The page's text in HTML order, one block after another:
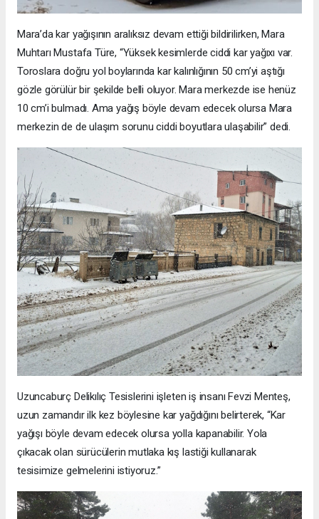
Mara’da kar yağışının aralıksız devam ettiği bildirilirken, Mara
Muhtarı Mustafa Türe, “Yüksek kesimlerde ciddi kar yağıxı var.
Toroslara doğru yol boylarında kar kalınlığının 50 cm’yi aştığı
gözle görülür bir şekilde belli oluyor. Mara merkezde ise henüz
10 cm’i bulmadı. Ama yağış böyle devam edecek olursa Mara
merkezin de de ulaşım sorunu ciddi boyutlara ulaşabilir” dedi.
Uzuncaburç Delikılıç Tesislerini işleten iş insanı Fevzi Menteş,
uzun zamandır ilk kez böylesine kar yağdığını belirterek, “Kar
yağışı böyle devam edecek olursa yolla kapanabilir. Yola
çıkacak olan sürücülerin mutlaka kış lastiği kullanarak
tesisimize gelmelerini istiyoruz.”